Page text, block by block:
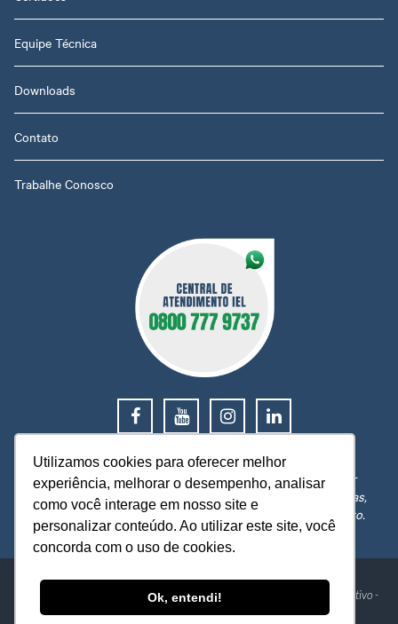
Utilizamos cookies para oferecer melhor
experiência, melhorar o desempenho, analisar
como você interage em nosso site e
personalizar conteúdo. Ao utilizar este site, você
concorda com o uso de cookies.
Ok, entendi!
Equipe Técnica
Downloads
Contato
Trabalhe Conosco
0800 777 9737
O IEL MT está a sua disposição, pronto para esclarecer
dúvidas, receber reclamações, sugestões e firmar parcerias,
visando sempre oferecer melhores serviços e atendimento.
IEL - Instituto Euvaldo Lodi Núcleo de Mato Grosso
Av. Historiador Rubens de Mendonça, 4193 - Centro Político Administrativo -